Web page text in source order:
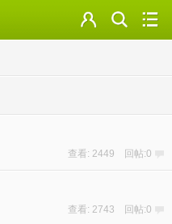
查看: 2449 回帖:0
查看: 2743 回帖:0